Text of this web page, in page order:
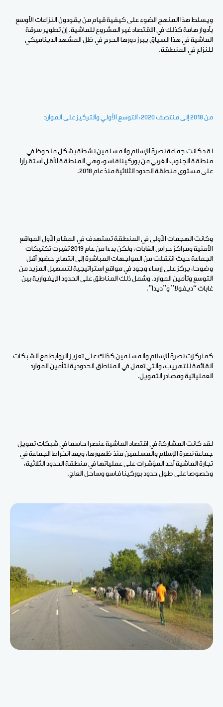
ويسلط هذا المنهج الضوء على كيفية قيام من يقودون النزاعات الأوسع
بأدوار هامة كذلك في الاقتصاد غير المشروع للماشية. إن تطوير سرقة
الماشية في هذا السياق يبرز دورها الحرج في ظل المشهد الديناميكي
للنزاع في المنطقة.
من 2018 إلى منتصف 2020: التوسع الأولي والتركيز على الموارد
لقد كانت جماعة نصرة الإسلام والمسلمين نشطة بشكل ملحوظ في
منطقة الجنوب الغربي من بوركينا فاسو، وهي المنطقة الأقل استقرارا
على مستوى منطقة الحدود الثلاثية منذ عام 2018.
وكانت الهجمات الأولى في المنطقة تستهدف في المقام الأول المواقع
الأمنية ومراكز حراس الغابات، ولكن بدءا من عام 2019 تغيرت تكتيكات
الجماعة حيث انتقلت من المواجهات المباشرة إلى انتهاج حضور أقل
وضوحا، يركز على إرساء وجود في مواقع استراتيجية لتسهيل المزيد من
التوسع وتأمين الموارد. وشمل ذلك المناطق على الحدود الإيفوارية بين
غابات “ديفولا” و”ديدا”.
كما ركزت نصرة الإسلام والمسلمين كذلك على تعزيز الروابط مع الشبكات
القائمة للتهريب، والتي تعمل في المناطق الحدودية لتأمين الموارد
العملياتية ومصادر التمويل.
لقد كانت المشاركة في اقتصاد الماشية عنصرا حاسما في شبكات تمويل
جماعة نصرة الإسلام والمسلمين منذ ظهورها، ويعد انخراط الجماعة في
تجارة الماشية أحد المؤشرات على عملياتها في منطقة الحدود الثلاثية،
وخصوصا على طول حدود بوركينا فاسو وساحل العاج.